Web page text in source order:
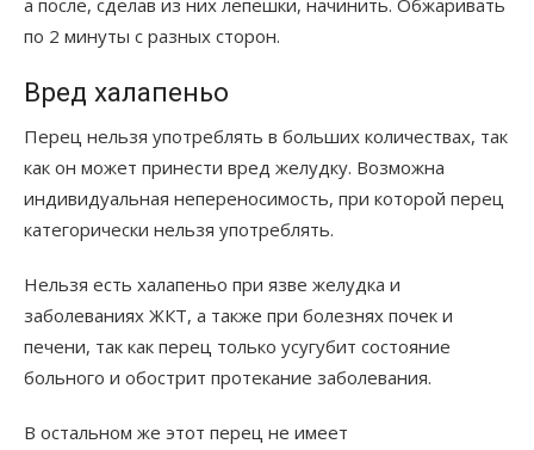
а после, сделав из них лепешки, начинить. Обжаривать
по 2 минуты с разных сторон.
Вред халапеньо
Перец нельзя употреблять в больших количествах, так
как он может принести вред желудку. Возможна
индивидуальная непереносимость, при которой перец
категорически нельзя употреблять.
Нельзя есть халапеньо при язве желудка и
заболеваниях ЖКТ, а также при болезнях почек и
печени, так как перец только усугубит состояние
больного и обострит протекание заболевания.
В остальном же этот перец не имеет